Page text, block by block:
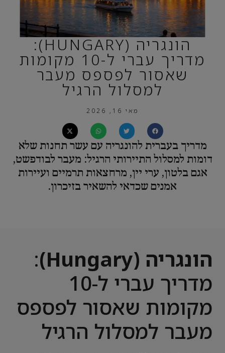
הונגריה (HUNGARY):
מדריך עברי ל-10 מקומות
שאסור לפספס מעבר
למסלול הרגיל
מאי 16, 2026
מדריך בעברית להונגריה עם עשר תחנות שלא
דומות למסלול התיירותי הרגיל: מעבר לבודפשט,
אגם בלטון, ערי יין, מרחצאות תרמיים ועיירות
אמנים שכדאי להשאיר בזיכרון.
הונגריה (Hungary)
:
מדריך עברי ל-10
מקומות שאסור לפספס
מעבר למסלול הרגיל